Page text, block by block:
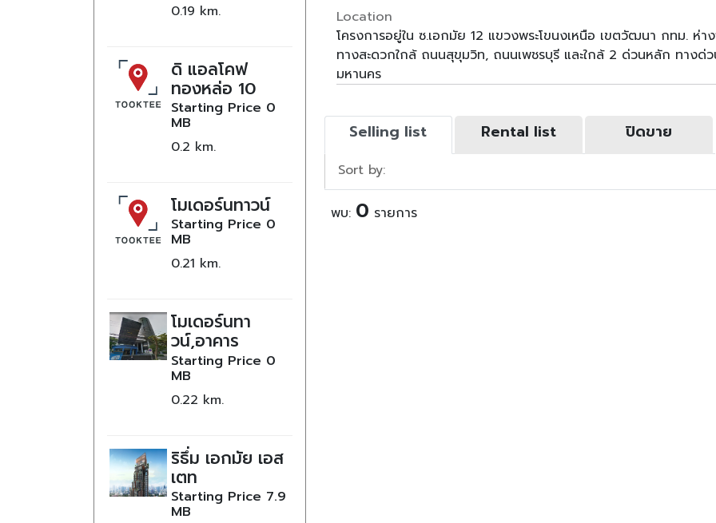
0.19
ดิ แอลโคฟ
ทองหล่อ 10
Starting Price 0
MB
0.2
โมเดอร์นทาวน์
Starting Price 0
MB
0.21
โมเดอร์นทา
วน์,อาคาร
Starting Price 0
MB
0.22
ริธึ่ม เอกมัย เอส
เตท
Starting Price 7.9
MB
Location
โครงการอยู่ใน ซ.เอกมัย 12 แขวงพระโขนงเหนือ เขตวัฒนา กทม. ห่
ทางสะดวกใกล้ ถนนสุขุมวิท, ถนนเพชรบุรี และใกล้ 2 ด่วนหลัก ทางด่
มหานคร
Selling list Rental list ปิดขาย
Sort by:
พบ: 0 รายการ